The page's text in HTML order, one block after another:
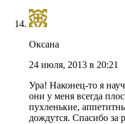
Оксана
24 июля, 2013 в 20:21
Ура! Наконец-то я
они у меня всегда
пухленькие,
дождутся. Спасибо за